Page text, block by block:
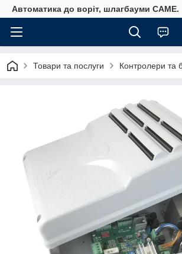
Автоматика до воріт, шлагбауми CAME.
Товари та послуги Контролери та